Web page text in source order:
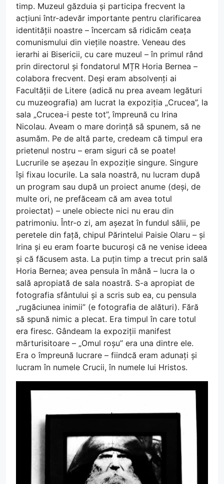
timp. Muzeul găzduia și participa frecvent la
acțiuni într-adevăr importante pentru clarificarea
identității noastre – încercam să ridicăm ceața
comunismului din viețile noastre. Veneau des
ierarhi ai Bisericii, cu care muzeul – în primul rând
prin directorul și fondatorul MȚR Horia Bernea –
colabora frecvent. Deși eram absolvenți ai
Facultății de Litere (adică nu prea aveam legături
cu muzeografia) am lucrat la expoziția „Crucea”, la
sala „Crucea-i peste tot”, împreună cu Irina
Nicolau. Aveam o mare dorință să spunem, să ne
asumăm. Pe de altă parte, credeam că timpul era
prietenul nostru – eram siguri că se poate!
Lucrurile se așezau în expoziție singure. Singure
își fixau locurile. La sala noastră, nu lucram după
un program sau după un proiect anume (deși, de
multe ori, ne prefăceam că am avea totul
proiectat) – unele obiecte nici nu erau din
patrimoniu. Într-o zi, am așezat în fundul sălii, pe
peretele din față, chipul Părintelui Paisie Olaru – și
Irina și eu eram foarte bucuroși că ne venise ideea
și că făcusem asta. La puțin timp a trecut prin sală
Horia Bernea; avea pensula în mână – lucra la o
sală apropiată de sala noastră. S-a apropiat de
fotografia sfântului și a scris sub ea, cu pensula
„rugăciunea inimii” (e fotografia de alături). Fără
să spună nimic a plecat. Era timpul în care totul
era firesc. Gândeam la expoziții manifest
mărturisitoare – „Omul roșu” era una dintre ele.
Era o împreună lucrare – fiindcă eram adunați și
lucram în numele Crucii, în numele lui Hristos.